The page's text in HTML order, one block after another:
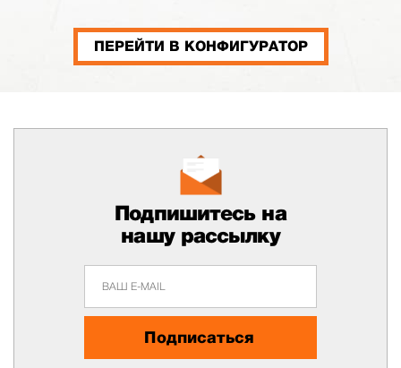
ПЕРЕЙТИ В КОНФИГУРАТОР
Подпишитесь на
нашу рассылку
Подписаться